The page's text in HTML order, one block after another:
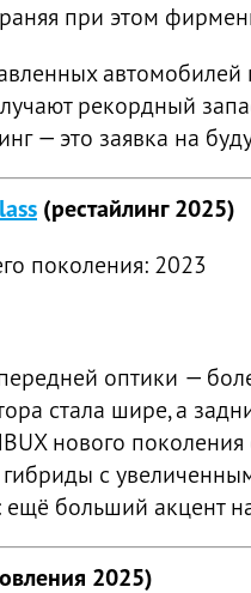
при этом
автомобилей
рекордный
— это заявка на
(рестайлинг 2025)
поколения: 2023
оптики —
стала шире, а
нового
с
больший акцент
2025)